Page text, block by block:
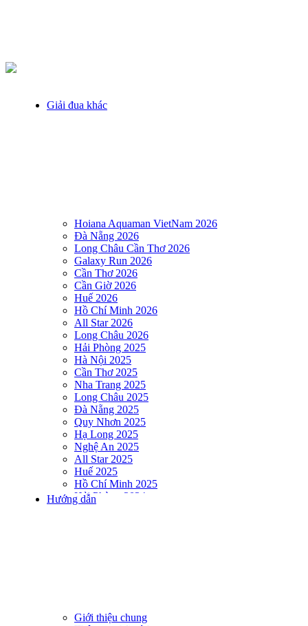
Giải đua khác
Hoiana Aquaman VietNam 2026
Đà Nẵng 2026
Long Châu Cần Thơ 2026
Galaxy Run 2026
Cần Thơ 2026
Cần Giờ 2026
Huế 2026
Hồ Chí Minh 2026
All Star 2026
Long Châu 2026
Hải Phòng 2025
Hà Nội 2025
Cần Thơ 2025
Nha Trang 2025
Long Châu 2025
Đà Nẵng 2025
Quy Nhơn 2025
Hạ Long 2025
Nghệ An 2025
All Star 2025
Huế 2025
Hồ Chí Minh 2025
Hải Phòng 2024
DNSE AQUAMAN VIETNAM 2024
DNSE AQUAMAN VIETNAM 2023
Hướng dẫn
Giới thiệu chung